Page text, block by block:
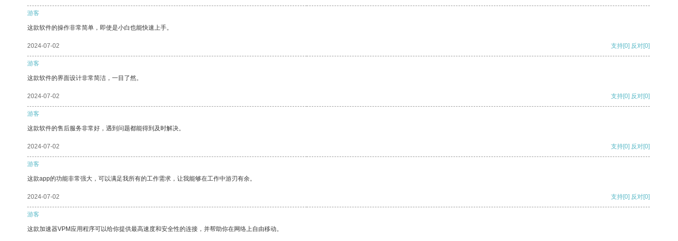
游客
这款软件的操作非常简单，即使是小白也能快速上手。
2024-07-02 支持[0] 反对[0]
游客
这款软件的界面设计非常简洁，一目了然。
2024-07-02 支持[0] 反对[0]
游客
这款软件的售后服务非常好，遇到问题都能得到及时解决。
2024-07-02 支持[0] 反对[0]
游客
这款app的功能非常强大，可以满足我所有的工作需求，让我能够在工作中游刃有余。
2024-07-02 支持[0] 反对[0]
游客
这款加速器VPM应用程序可以给你提供最高速度和安全性的连接，并帮助你在网络上自由移动。